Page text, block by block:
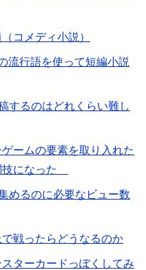
コメディ小説）
流行語を使って短編小説
するのはどれくらい難し
ームの要素を取り入れた
技になった
めるのに必要なビュー数
戦ったらどうなるのか
ターカードっぽくしてみ